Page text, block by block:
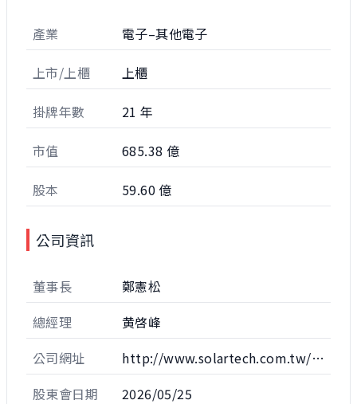
產業 電子–其他電子
上市/上櫃 上櫃
掛牌年數 21 年
市值 685.38 億
股本 59.60 億
公司資訊
董事長
鄭憲松
總經理
黄啓峰
公司網址
http://www.solartech.com.tw/tw/index.html
股東會日期
2026/05/25